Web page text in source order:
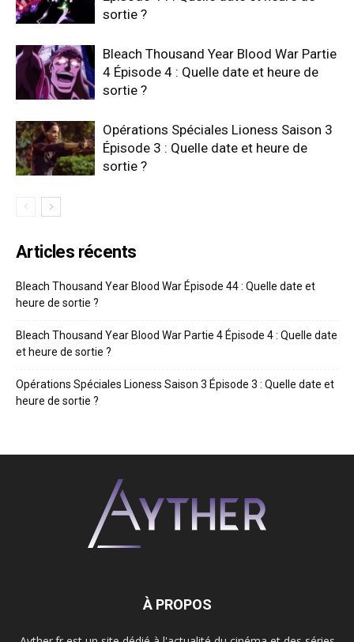
sortie ?
Bleach Thousand Year Blood War Partie
4 Épisode 4 : Quelle date et heure de
sortie ?
Opérations Spéciales Lioness Saison 3
Épisode 3 : Quelle date et heure de
sortie ?
Articles récents
Bleach Thousand Year Blood War Épisode 44 : Quelle date et
heure de sortie ?
Bleach Thousand Year Blood War Partie 4 Épisode 4 : Quelle date
et heure de sortie ?
Opérations Spéciales Lioness Saison 3 Épisode 3 : Quelle date et
heure de sortie ?
À PROPOS